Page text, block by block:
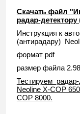
Скачать файл
радар-
Инструкция к
(антирадару)
формат pdf
размер файла
Тестируем
Neoline X-COP
COP 8000.